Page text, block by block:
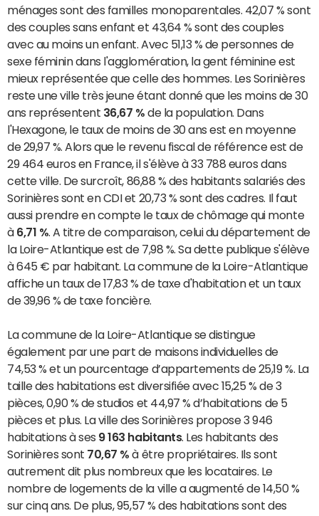
ménages sont des familles monoparentales. 42,07 % sont
des couples sans enfant et 43,64 % sont des couples
avec au moins un enfant. Avec 51,13 % de personnes de
sexe féminin dans l'agglomération, la gent féminine est
mieux représentée que celle des hommes. Les Sorinières
reste une ville très jeune étant donné que les moins de 30
ans représentent 36,67 % de la population. Dans
l'Hexagone, le taux de moins de 30 ans est en moyenne
de 29,97 %. Alors que le revenu fiscal de référence est de
29 464 euros en France, il s'élève à 33 788 euros dans
cette ville. De surcroît, 86,88 % des habitants salariés des
Sorinières sont en CDI et 20,73 % sont des cadres. Il faut
aussi prendre en compte le taux de chômage qui monte
à 6,71 %. A titre de comparaison, celui du département de
la Loire-Atlantique est de 7,98 %. Sa dette publique s'élève
à 645 € par habitant. La commune de la Loire-Atlantique
affiche un taux de 17,83 % de taxe d'habitation et un taux
de 39,96 % de taxe foncière.
La commune de la Loire-Atlantique se distingue
également par une part de maisons individuelles de
74,53 % et un pourcentage d’appartements de 25,19 %. La
taille des habitations est diversifiée avec 15,25 % de 3
pièces, 0,90 % de studios et 44,97 % d’habitations de 5
pièces et plus. La ville des Sorinières propose 3 946
habitations à ses 9 163 habitants. Les habitants des
Sorinières sont 70,67 % à être propriétaires. Ils sont
autrement dit plus nombreux que les locataires. Le
nombre de logements de la ville a augmenté de 14,50 %
sur cinq ans. De plus, 95,57 % des habitations sont des